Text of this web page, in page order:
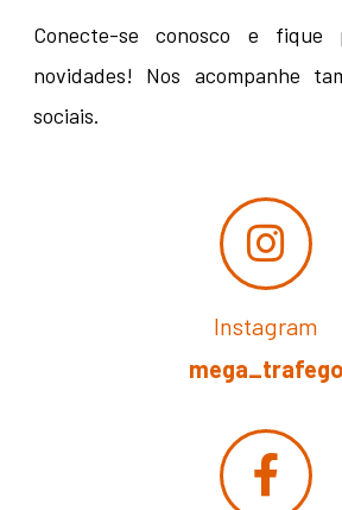
Conecte-se conosco e
novidades! Nos acompanhe
sociais.
Instagram
mega_trafego